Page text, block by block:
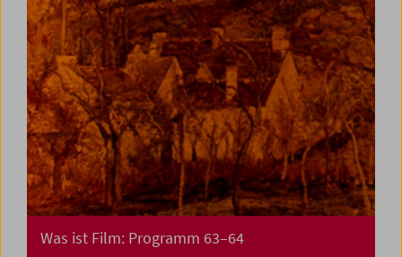
Was ist Film: Programm 63–64